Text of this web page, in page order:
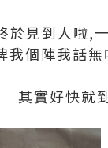
於見到人啦,
我個陣我話
其實好快就